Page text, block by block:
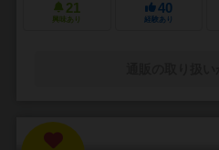
21
興味あり
40
経験あり